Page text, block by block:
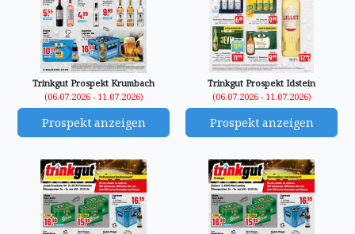
Trinkgut Prospekt Krumbach
(06.07.2026 - 11.07.2026)
Prospekt anzeigen
Trinkgut Prospekt Idstein
(06.07.2026 - 11.07.2026)
Prospekt anzeigen